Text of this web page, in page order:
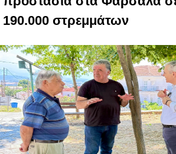
190.000 στρεμμάτων